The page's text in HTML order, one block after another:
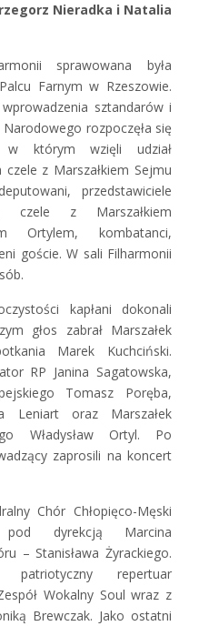
Nieradka i Natalia
sprawowana była
Farnym w Rzeszowie.
sztandarów i
rozpoczęła się
w którym wzięli udział
z Marszałkiem Sejmu
przedstawiciele
czele z Marszałkiem
Ortylem, kombatanci,
goście. W sali Filharmonii
kapłani dokonali
głos zabrał Marszałek
Marek Kuchciński.
RP Janina Sagatowska,
Tomasz Poręba,
Leniart oraz Marszałek
Władysław Ortyl. Po
zaprosili na koncert
Chór Chłopięco-Męski
pod dyrekcją Marcina
– Stanisława Żyrackiego.
repertuar
Wokalny Soul wraz z
Brewczak. Jako ostatni